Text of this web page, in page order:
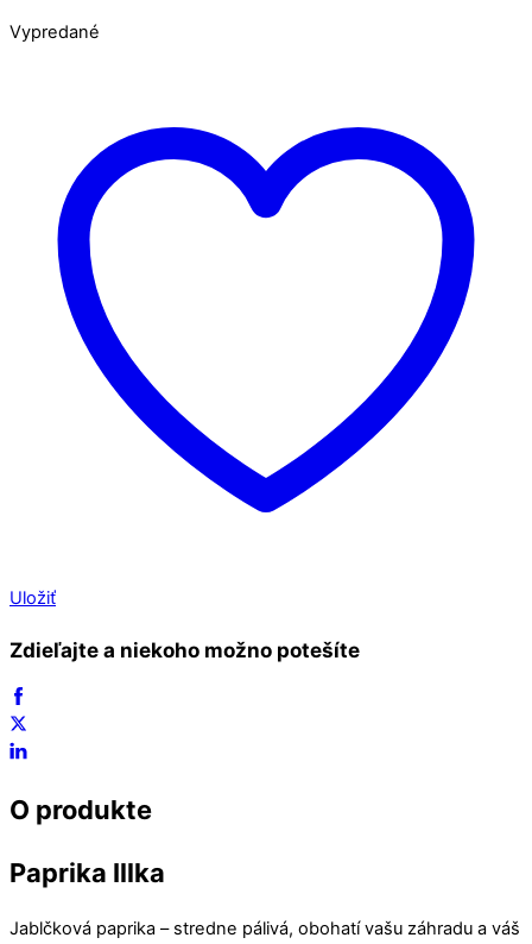
Vypredané
Uložiť
Zdieľajte a niekoho možno potešíte
O produkte
Paprika Illka
Jablčková paprika – stredne pálivá, obohatí vašu záhradu a váš